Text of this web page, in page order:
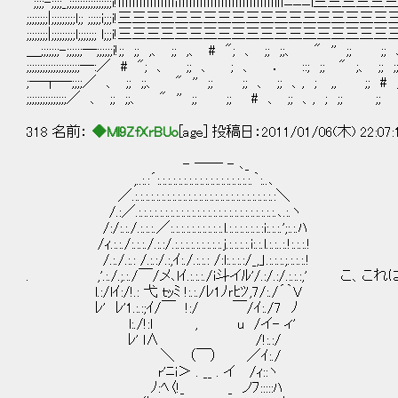
;;;;;;;;|;;;;;;;;;l;; ;;;;;i;;;i!三三三三三三三三三三三三三三三三三三
;;;;;;;;|;;;;;;;;;l;;;;;;; l;;;i!三三三三三三三三三三三三三三三三三三
＿;;;;;;;-;;;;;;―;;;;;;i!;; ;; ,、 ;; ,、 # "; 、 ;; ;;、 " '' ;;
;;;;;;;;;;;;;;;;;;;;―:／ # "; 、 ;; 、 ; 、 ． ::; ;; " ;、
;―┬―;;;;／ 、 ;; ;;、 " '' ;; ;; 、 ;; 、, ; ,, ;; # ;;
;;;;;;;;;;;;;;;／ 、 ;; ;;、 " '' ;; ;; # 、 ;; 、, ;
318 名前： ◆Ml9ZfXrBUo [age] 投稿日：2011/01/06(木)
- ―― - ､_
,..:.:´:.:.:.:.:.:.:.:.:.:.:.:.:.:.:.:.:.:.｀:..､
／.:.:.:.:.:.:.:.:.:.:.:.:.:.:.:.:.:.:.:.:.:.:.:.:.:.:.:＼
/.:／.:.:.:.:.:.:.:.:.:.:.:.:.:.:.:.:.:.:.:.:.:.:.:.:.:.:.､.:.ヽ
/:/:.:./.:.:.:.／:.:.:.:.:.:.:.:.:.:.l.:.:.:.:.:.:.:i:.:.:.';:.:.ﾊ
/ｨ.:.:./:.:.:./.:.:/.:.:.:.:.:.:.:.:.:.j.:.:.:.:.i:.:.l.:.:..:.!:.:.:.!
/.:./.:.: /.:.:/.:,ｲ:./.:.:.: /:l:.:.:.:/_,」.:.:.:.;.:.:.:.!
. ,'.:./.;.:./￣/メ､lｲ.:.:.:./i斗イﾙ'/.:/.:/.:.:.:,' こ、これは・
l.:/lｲ:/!.: 弋 ｔｯﾐ !:.:./ﾚ1ﾉｒﾋﾂ,7/:./´｀V
ﾚ' ﾚ'1.:.:;ｲ/￣ !:/ ￣/ｲ:./7 ﾉ
l:./!:l , u /イ- ィ'
ﾚ' l∧ /!:.:/
＼ （￣） ／ｲ:./
r'ﾆi＞ . __ . イ /ｨ::ヽ
ﾉ:ﾍ〈!_ _ ノﾌ:::::ﾊ